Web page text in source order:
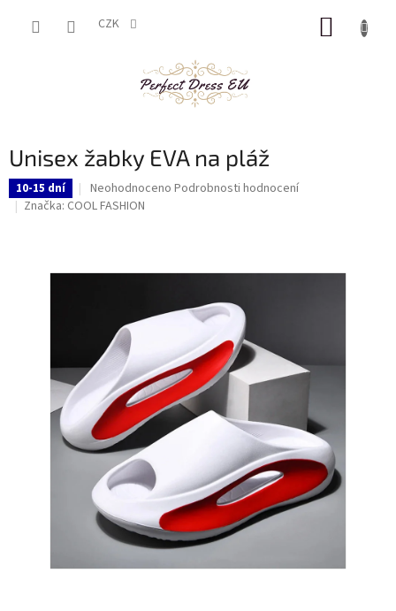
CZK
Unisex žabky EVA na pláž
10-15 dní
Průměrné
hodnocení
z
Neohodnoceno Podrobnosti hodnocení
Značka: COOL FASHION